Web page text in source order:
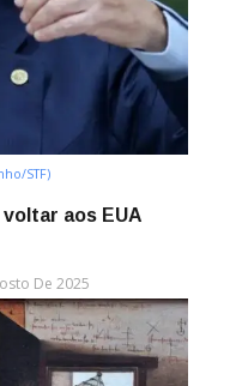
STF)
aos EUA
De 2025